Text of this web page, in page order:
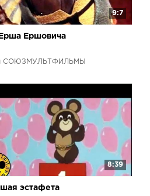
9:7
Ершовича
СОЮЗМУЛЬТФИЛЬМЫ
8:39
эстафета